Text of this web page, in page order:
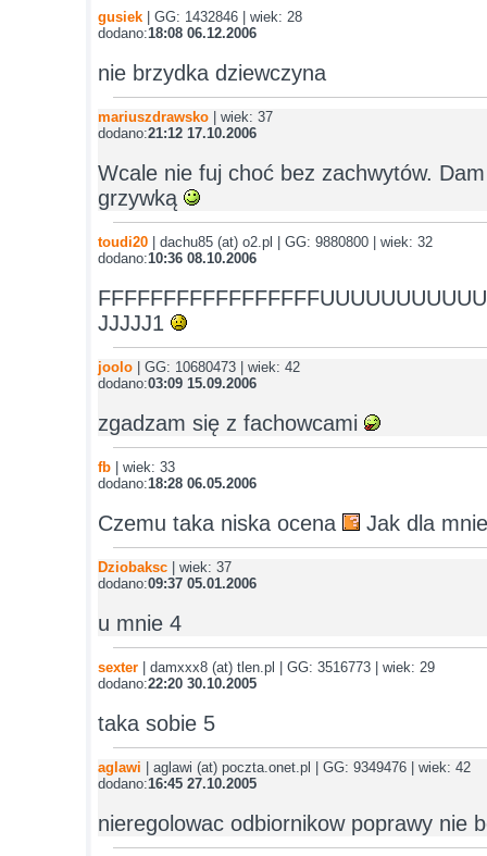
gusiek | GG: 1432846 | wiek: 28
dodano:18:08 06.12.2006
nie brzydka dziewczyna
mariuszdrawsko | wiek: 37
dodano:21:12 17.10.2006
Wcale nie fuj choć bez zachwytów.
grzywką
toudi20 | dachu85 (at) o2.pl | GG: 9880800 | wiek: 32
dodano:10:36 08.10.2006
JJJJJ1
joolo | GG: 10680473 | wiek: 42
dodano:03:09 15.09.2006
zgadzam się z fachowcami
fb | wiek: 33
dodano:18:28 06.05.2006
Czemu taka niska ocena Jak dla
Dziobaksc | wiek: 37
dodano:09:37 05.01.2006
u mnie 4
sexter | damxxx8 (at) tlen.pl | GG: 3516773 | wiek: 29
dodano:22:20 30.10.2005
taka sobie 5
aglawi | aglawi (at) poczta.onet.pl | GG: 9349476 | wiek: 42
dodano:16:45 27.10.2005
nieregolowac odbiornikow poprawy nie